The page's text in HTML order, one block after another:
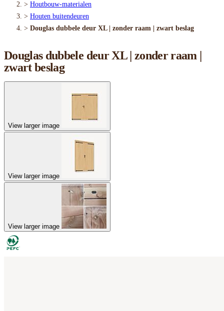
> Houtbouw-materialen
> Houten buitendeuren
> Douglas dubbele deur XL | zonder raam | zwart beslag
Douglas dubbele deur XL | zonder raam |
zwart beslag
View larger image
View larger image
View larger image